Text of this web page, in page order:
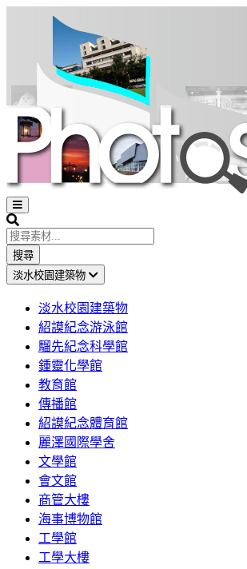
Open
sidebar
Search
搜尋
淡水校園建築物
淡水校園建築物
紹謨紀念游泳館
騮先紀念科學館
鍾靈化學館
教育館
傳播館
紹謨紀念體育館
麗澤國際學舍
文學館
會文館
商管大樓
海事博物館
工學館
工學大樓